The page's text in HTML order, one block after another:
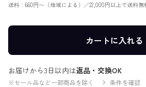
送料：660円〜（地域による）／22,000円以上で送料無
カートに入れる
お届けから3日以内は返品・交換OK
※セール品など一部商品を除く 条件を確認